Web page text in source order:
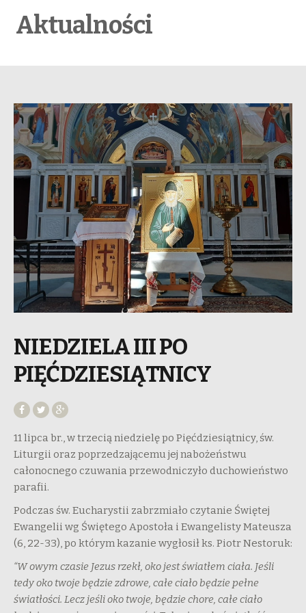
Aktualności
NIEDZIELA III PO
PIĘĆDZIESIĄTNICY
11 lipca br., w trzecią niedzielę po Pięćdziesiątnicy, św.
Liturgii oraz poprzedzającemu jej nabożeństwu
całonocnego czuwania przewodniczyło duchowieństwo
parafii.
Podczas św. Eucharystii zabrzmiało czytanie Świętej
Ewangelii wg Świętego Apostoła i Ewangelisty Mateusza
(6, 22-33), po którym kazanie wygłosił ks. Piotr Nestoruk:
“W owym czasie Jezus rzekł, oko jest światłem ciała. Jeśli
tedy oko twoje będzie zdrowe, całe ciało będzie pełne
światłości. Lecz jeśli oko twoje, będzie chore, całe ciało